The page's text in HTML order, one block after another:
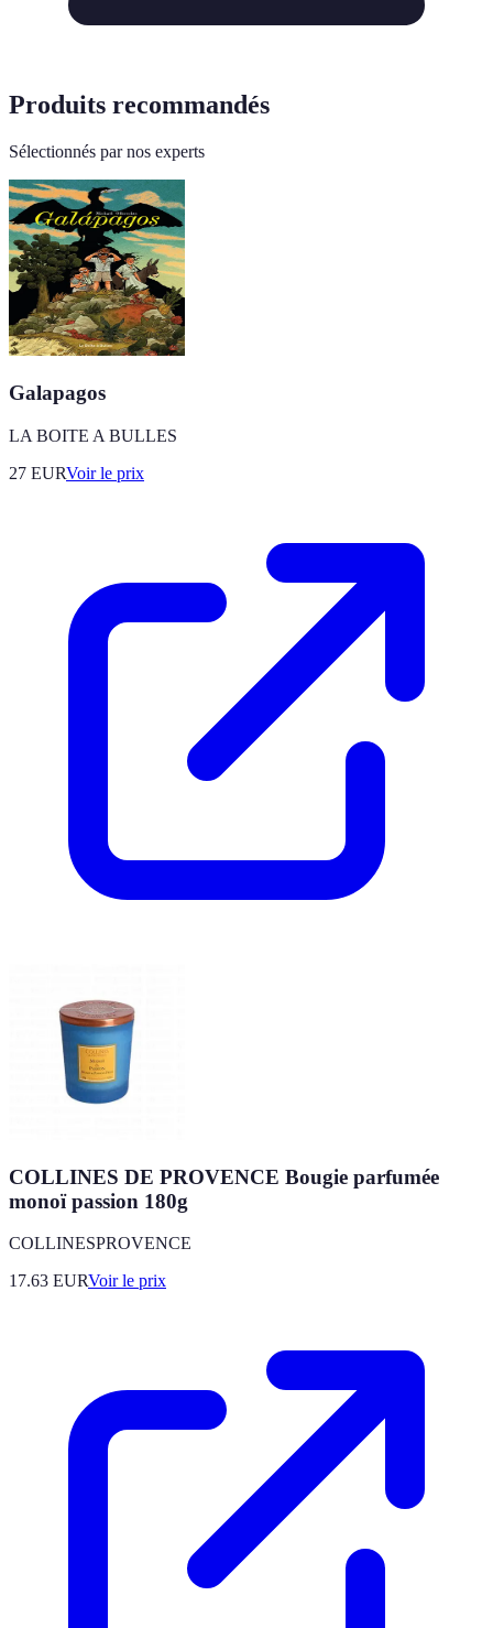
Produits recommandés
Sélectionnés par nos experts
Galapagos
LA BOITE A BULLES
27 EURVoir le prix
COLLINES DE PROVENCE Bougie parfumée
monoï passion 180g
COLLINESPROVENCE
17.63 EURVoir le prix